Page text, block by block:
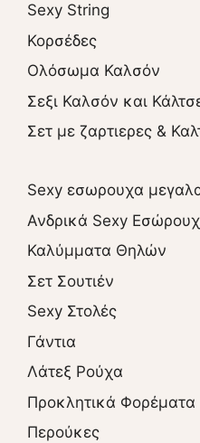
Sexy String
Κορσέδες
Ολόσωμα Καλσόν
Σεξι Καλσόν και
Σετ με ζαρτιερες &
Sexy εσωρουχα
Ανδρικά Sexy
Καλύμματα Θηλών
Σετ Σουτιέν
Sexy Στολές
Γάντια
Λάτεξ Ρούχα
Προκλητικά Φορέματα
Περούκες